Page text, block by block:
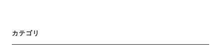
投
稿
カテゴリ